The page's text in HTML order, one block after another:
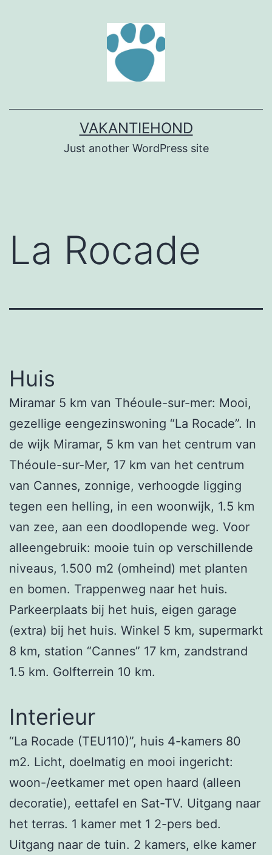
VAKANTIEHOND
Just another WordPress site
La Rocade
Huis
Miramar 5 km van Théoule-sur-mer: Mooi,
gezellige eengezinswoning “La Rocade”. In
de wijk Miramar, 5 km van het centrum van
Théoule-sur-Mer, 17 km van het centrum
van Cannes, zonnige, verhoogde ligging
tegen een helling, in een woonwijk, 1.5 km
van zee, aan een doodlopende weg. Voor
alleengebruik: mooie tuin op verschillende
niveaus, 1.500 m2 (omheind) met planten
en bomen. Trappenweg naar het huis.
Parkeerplaats bij het huis, eigen garage
(extra) bij het huis. Winkel 5 km, supermarkt
8 km, station “Cannes” 17 km, zandstrand
1.5 km. Golfterrein 10 km.
Interieur
“La Rocade (TEU110)”, huis 4-kamers 80
m2. Licht, doelmatig en mooi ingericht:
woon-/eetkamer met open haard (alleen
decoratie), eettafel en Sat-TV. Uitgang naar
het terras. 1 kamer met 1 2-pers bed.
Uitgang naar de tuin. 2 kamers, elke kamer